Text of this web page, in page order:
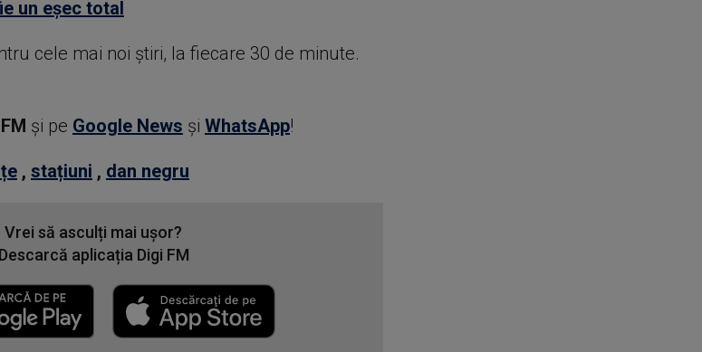
un eșec total
cele mai noi știri, la fiecare 30 de minute.
şi pe Google News şi WhatsApp!
, stațiuni , dan negru
Vrei să asculți mai ușor?
Descarcă aplicația Digi FM